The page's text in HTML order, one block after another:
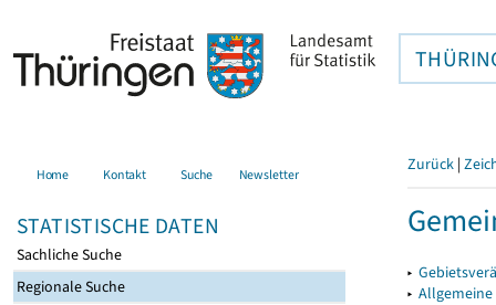
Home Kontakt Suche Newsletter
STATISTISCHE DATEN
Sachliche Suche
Regionale Suche
Zurück |
▸
▸